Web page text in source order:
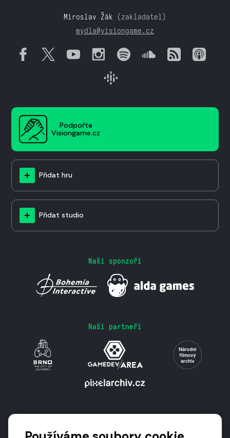
Miroslav Žák (zakladatel)
mydla@visiongame.cz
Podpořte
Visiongame.cz
Přidat hru
Přidat studio
Naši sponzoři
Naši partneři